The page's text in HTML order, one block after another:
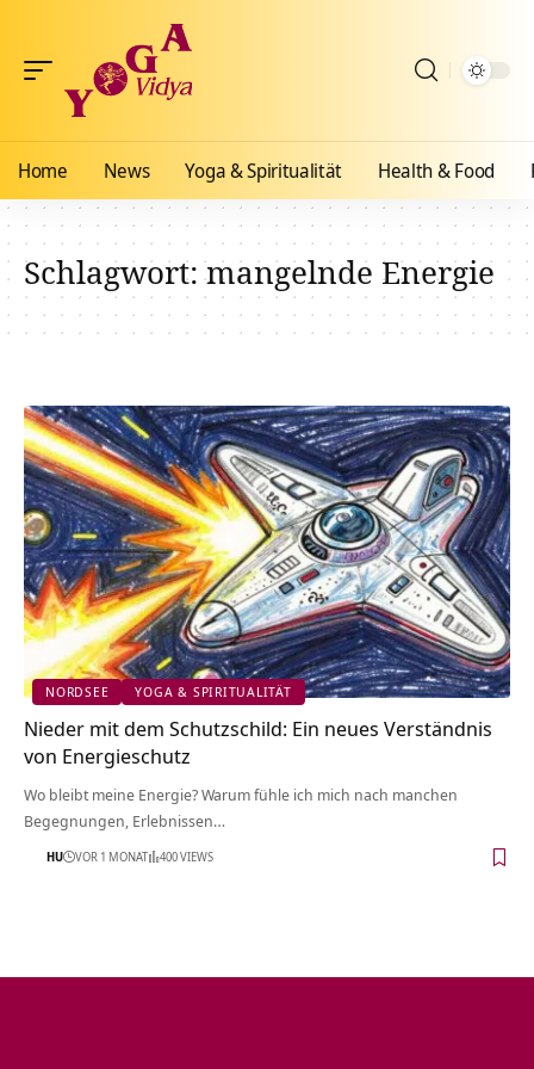
Home News Yoga & Spiritualität Health & Food
Schlagwort:mangelnde Energie
NORDSEE YOGA & SPIRITUALITÄT
Nieder mit dem Schutzschild: Ein neues Verständnis
von Energieschutz
Wo bleibt meine Energie? Warum fühle ich mich nach manchen
Begegnungen, Erlebnissen…
HU VOR 1 MONAT 400 VIEWS